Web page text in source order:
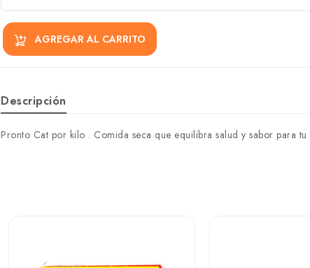
AGREGAR AL CARRITO
Descripción
Pronto Cat por kilo . Comida seca que equilibra salud y sabor para tu